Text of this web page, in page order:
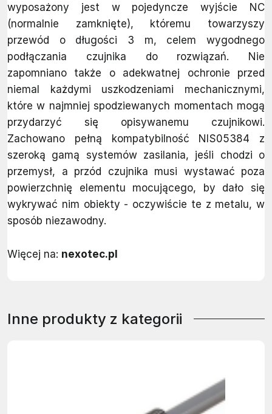
wyposażony jest w pojedyncze wyjście NC
(normalnie zamknięte), któremu towarzyszy
przewód o długości 3 m, celem wygodnego
podłączania czujnika do rozwiązań. Nie
zapomniano także o adekwatnej ochronie przed
niemal każdymi uszkodzeniami mechanicznymi,
które w najmniej spodziewanych momentach mogą
przydarzyć się opisywanemu czujnikowi.
Zachowano pełną kompatybilność NIS05384 z
szeroką gamą systemów zasilania, jeśli chodzi o
przemysł, a przód czujnika musi wystawać poza
powierzchnię elementu mocującego, by dało się
wykrywać nim obiekty - oczywiście te z metalu, w
sposób niezawodny.
Więcej na: nexotec.pl
Inne produkty z kategorii